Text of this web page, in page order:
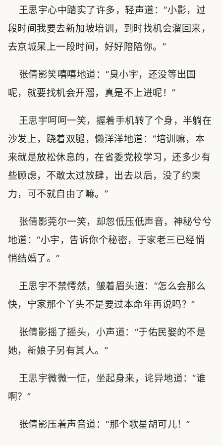
王思宇心中踏实了许多，轻声道：“小影，过
段时间我要去新加坡培训，到时找机会溜回来，
去京城呆上一段时间，好好陪陪你。”
张倩影笑嘻嘻地道：“臭小宇，还没等出国
呢，就要找机会开溜，真是不上进呢！”
王思宇呵呵一笑，握着手机转了个身，半躺在
沙发上，跷着双腿，懒洋洋地道：“培训嘛，本
来就是放松休息的，在省委党校学习，还多少有
些顾虑，不敢太过放肆，出去以后，没了约束
力，可不就自由了嘛。”
张倩影莞尔一笑，却忽低压低声音，神秘兮兮
地道：“小宇，告诉你个秘密，于家老三已经悄
悄结婚了。”
王思宇不禁愕然，皱着眉头道：“怎么会那么
快，宁家那个丫头不是要过本命年再说吗？”
张倩影摇了摇头，小声道：“于佑民娶的不是
她，新娘子另有其人。”
王思宇微微一怔，坐起身来，诧异地道：“谁
啊？”
张倩影压着声音道：“那个歌星胡可儿！”